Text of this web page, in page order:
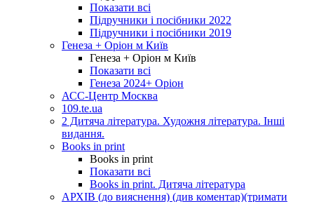
Показати всі
Підручники і посібники 2022
Підручники і посібники 2019
Генеза + Оріон м Київ
Генеза + Оріон м Київ
Показати всі
Генеза 2024+ Оріон
АСС-Центр Москва
109.te.ua
2 Дитяча література. Художня література. Інші
видання.
Books in print
Books in print
Показати всі
Books in print. Дитяча література
АРХІВ (до вияснення) (див коментар)(тримати